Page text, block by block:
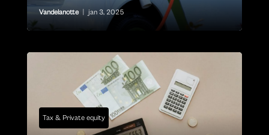
Vandelanotte jan 3, 2025
Tax & Private equity